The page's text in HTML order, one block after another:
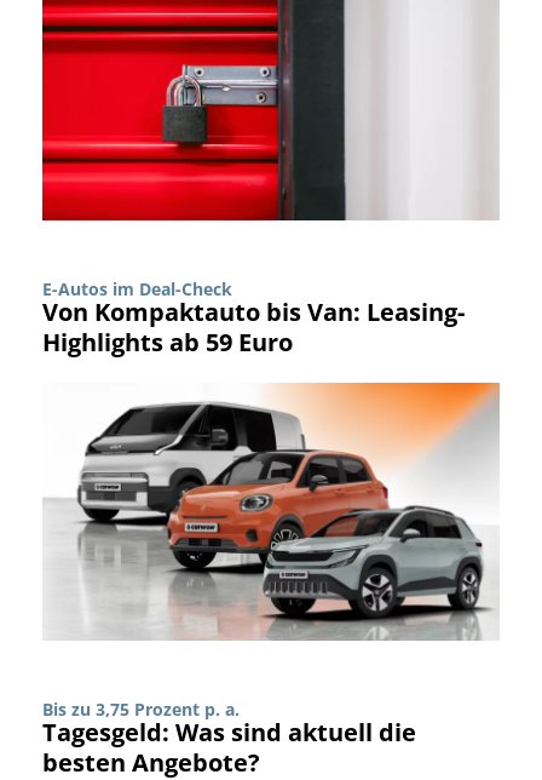
E-Autos im Deal-Check
Von Kompaktauto bis Van: Leasing-
Highlights ab 59 Euro
Bis zu 3,75 Prozent p. a.
Tagesgeld: Was sind aktuell die
besten Angebote?